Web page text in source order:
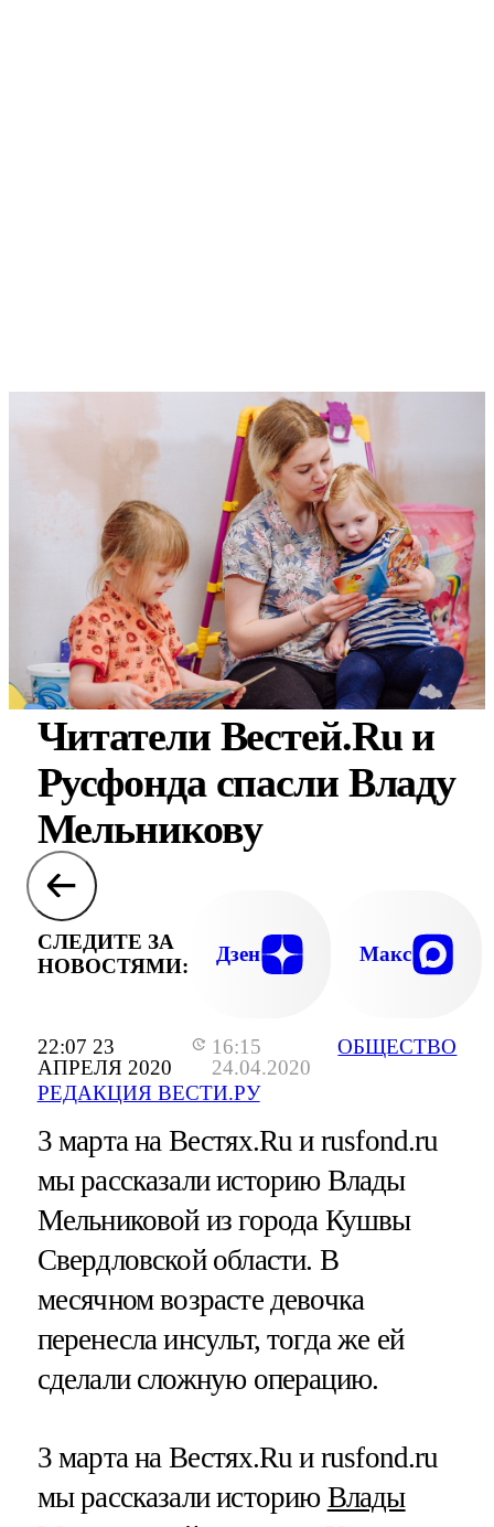
22:07 23
АПРЕЛЯ 2020
16:15
24.04.2020
РЕДАКЦИЯ ВЕСТИ.РУ
ОБЩЕСТВО
Читатели Вестей.Ru и
Русфонда спасли Владу
Мельникову
СЛЕДИТЕ ЗА
НОВОСТЯМИ:
Дзен Макс
3 марта на Вестях.Ru и rusfond.ru
мы рассказали историю Влады
Мельниковой из города Кушвы
Свердловской области. В
месячном возрасте девочка
перенесла инсульт, тогда же ей
сделали сложную операцию.
3 марта на Вестях.Ru и rusfond.ru
мы рассказали историю Влады